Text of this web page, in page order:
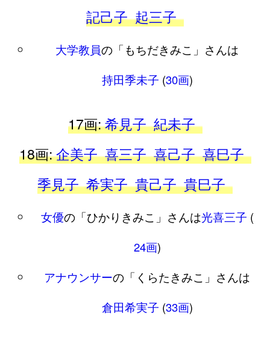
記己子 起三子
大学教員の「もちだきみこ」さんは
持田季未子 (30画)
17画:希見子 紀未子
18画:企美子 喜三子 喜己子 喜巳子
季見子 希実子 貴己子 貴巳子
女優の「ひかりきみこ」さんは光喜三子 (
24画)
アナウンサーの「くらたきみこ」さんは
倉田希実子 (33画)